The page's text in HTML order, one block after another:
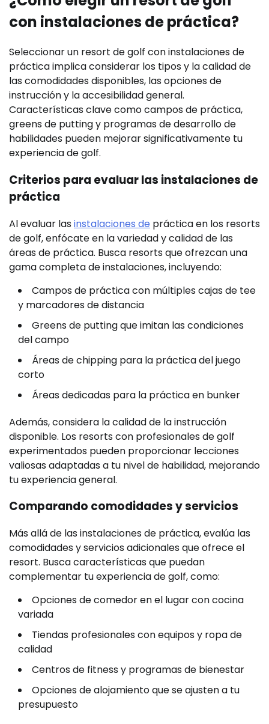
con instalaciones de práctica?
Seleccionar un resort de golf con instalaciones de
práctica implica considerar los tipos y la calidad de
las comodidades disponibles, las opciones de
instrucción y la accesibilidad general.
Características clave como campos de práctica,
greens de putting y programas de desarrollo de
habilidades pueden mejorar significativamente tu
experiencia de golf.
Criterios para evaluar las instalaciones de
práctica
Al evaluar lasinstalaciones de práctica en los resorts
de golf, enfócate en la variedad y calidad de las
áreas de práctica. Busca resorts que ofrezcan una
gama completa de instalaciones, incluyendo:
Campos de práctica con múltiples cajas de tee
y marcadores de distancia
Greens de putting que imitan las condiciones
del campo
Áreas de chipping para la práctica del juego
corto
Áreas dedicadas para la práctica en bunker
Además, considera la calidad de la instrucción
disponible. Los resorts con profesionales de golf
experimentados pueden proporcionar lecciones
valiosas adaptadas a tu nivel de habilidad, mejorando
tu experiencia general.
Comparando comodidades y servicios
Más allá de las instalaciones de práctica, evalúa las
comodidades y servicios adicionales que ofrece el
resort. Busca características que puedan
complementar tu experiencia de golf, como:
Opciones de comedor en el lugar con cocina
variada
Tiendas profesionales con equipos y ropa de
calidad
Centros de fitness y programas de bienestar
Opciones de alojamiento que se ajusten a tu
presupuesto